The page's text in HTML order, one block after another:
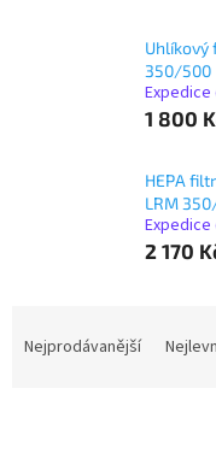
Uhlíkový
350/500
Expedice
1 800
HEPA
LRM
Expedice
2 170
Nejprodávanější